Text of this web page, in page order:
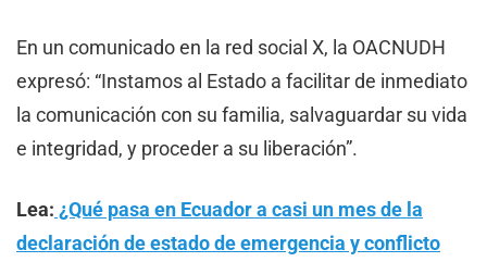
En un comunicado en la red social X, la OACNUDH
expresó: “Instamos al Estado a facilitar de inmediato
la comunicación con su familia, salvaguardar su vida
e integridad, y proceder a su liberación”.
Lea: ¿Qué pasa en Ecuador a casi un mes de la
declaración de estado de emergencia y conflicto